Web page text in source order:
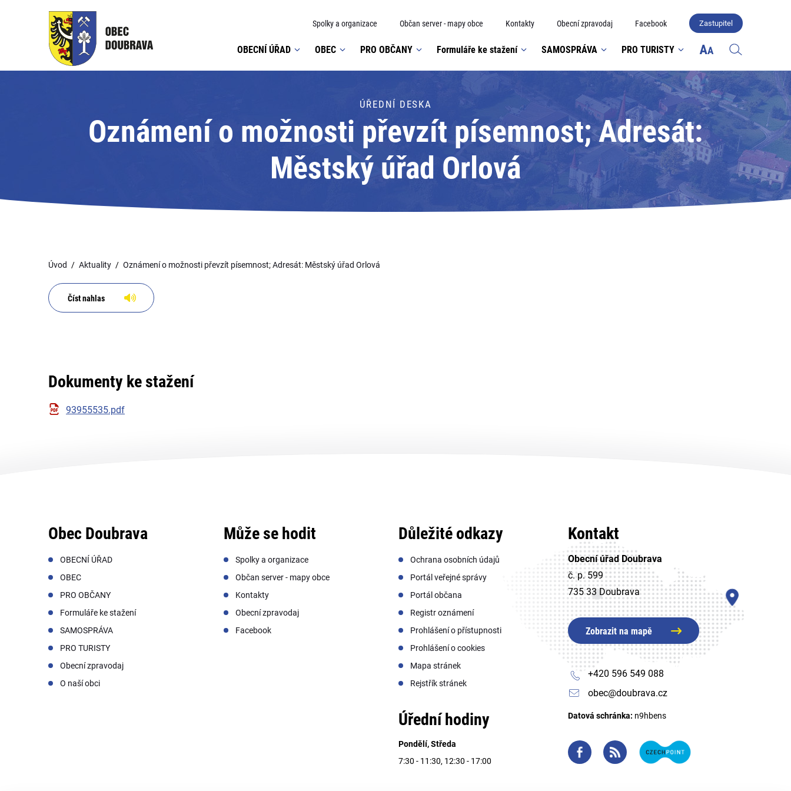
Spolky a organizace Občan server - mapy obce Kontakty Obecní zpravodaj Facebook Zastupitel
OBECNÍ ÚŘAD OBEC PRO OBČANY Formuláře ke stažení SAMOSPRÁVA PRO TURISTY
ÚŘEDNÍ DESKA
Oznámení o možnosti převzít písemnost; Adresát:
Městský úřad Orlová
Úvod Aktuality Oznámení o možnosti převzít písemnost; Adresát: Městský úřad Orlová
Číst nahlas
Dokumenty ke stažení
93955535.pdf
Obec Doubrava
OBECNÍ ÚŘAD
OBEC
PRO OBČANY
Formuláře ke stažení
SAMOSPRÁVA
PRO TURISTY
Obecní zpravodaj
O naší obci
Může se hodit
Spolky a organizace
Občan server - mapy obce
Kontakty
Obecní zpravodaj
Facebook
Důležité odkazy
Ochrana osobních údajů
Portál veřejné správy
Portál občana
Registr oznámení
Prohlášení o přístupnosti
Prohlášení o cookies
Mapa stránek
Rejstřík stránek
Úřední hodiny
Pondělí, Středa
7:30 - 11:30, 12:30 - 17:00
Kontakt
Obecní úřad Doubrava
č. p. 599
735 33 Doubrava
Zobrazit na mapě
+420 596 549 088
obec@doubrava.cz
Datová schránka: n9hbens